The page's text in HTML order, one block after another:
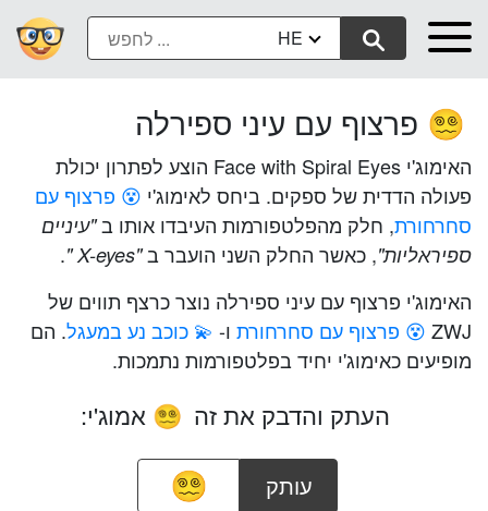
HE
😵‍💫 פרצוף עם עיני ספירלה
האימוג'י Face with Spiral Eyes הוצע לפתרון יכולת
פעולה הדדית של ספקים. ביחס לאימוג'י 😵 פרצוף עם
סחרחורת, חלק מהפלטפורמות העיבדו אותו ב"עיניים
ספיראליות", כאשר החלק השני הועבר ב"X-eyes "
.
האימוג'י פרצוף עם עיני ספירלה נוצר כרצף תווים של
ZWJ 😵 פרצוף עם סחרחורת ו- 💫 כוכב נע במעגל. הם
מופיעים כאימוג'י יחיד בפלטפורמות נתמכות.
העתק והדבק את זה 😵‍💫 אמוג'י:
עותק